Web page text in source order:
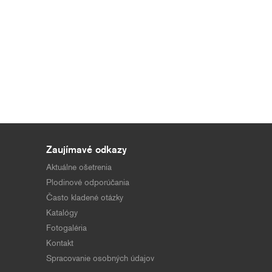
Zaujímavé odkazy
Aktuálne ošetrenia
Plodinové odporúčania
Často kladené otázky
Katalógy
Fotogaléria
Kontakt
Spracovanie osobných údajov